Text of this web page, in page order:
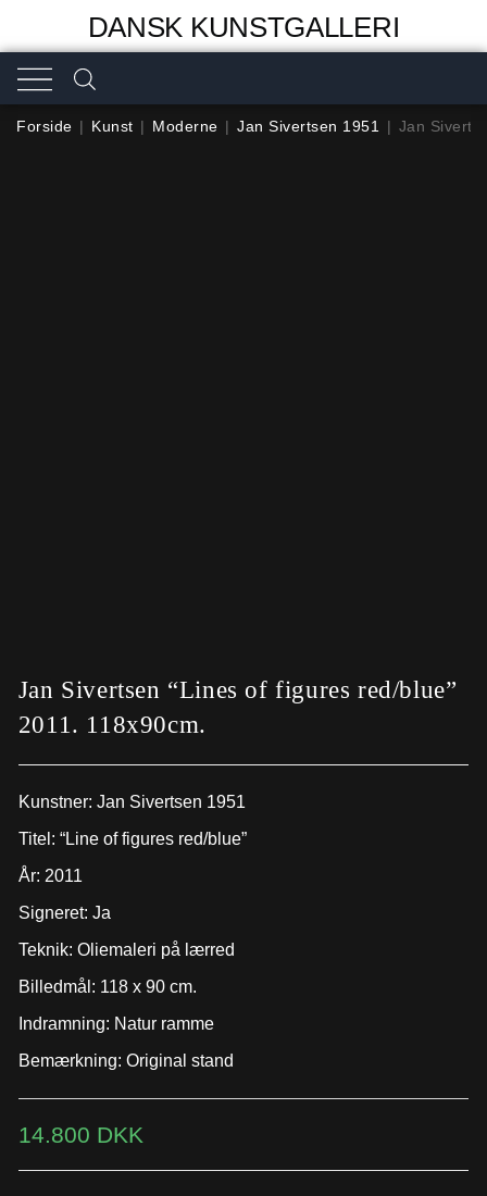
DANSK KUNSTGALLERI
Forside | Kunst | Moderne | Jan Sivertsen 1951 | Jan
Jan Sivertsen “Lines of figures red/blue”
2011. 118x90cm.
Kunstner: Jan Sivertsen 1951
Titel: “Line of figures red/blue”
År: 2011
Signeret: Ja
Teknik: Oliemaleri på lærred
Billedmål: 118 x 90 cm.
Indramning: Natur ramme
Bemærkning: Original stand
14.800 DKK